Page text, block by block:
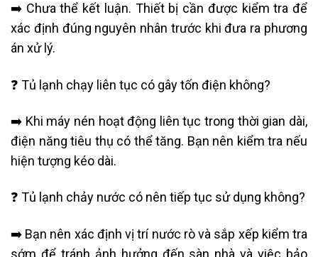
➡️ Chưa thể kết luận. Thiết bị cần được kiểm tra để
xác định đúng nguyên nhân trước khi đưa ra phương
án xử lý.
❓ Tủ lạnh chạy liên tục có gây tốn điện không?
➡️ Khi máy nén hoạt động liên tục trong thời gian dài,
điện năng tiêu thụ có thể tăng. Bạn nên kiểm tra nếu
hiện tượng kéo dài.
❓ Tủ lạnh chảy nước có nên tiếp tục sử dụng không?
➡️ Bạn nên xác định vị trí nước rò và sắp xếp kiểm tra
sớm để tránh ảnh hưởng đến sàn nhà và việc bảo